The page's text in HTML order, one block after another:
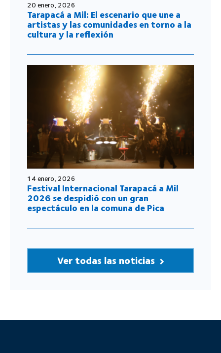
20 enero, 2026
Tarapacá a Mil: El escenario que une a
artistas y las comunidades en torno a la
cultura y la reflexión
14 enero, 2026
Festival Internacional Tarapacá a Mil
2026 se despidió con un gran
espectáculo en la comuna de Pica
Ver todas las noticias